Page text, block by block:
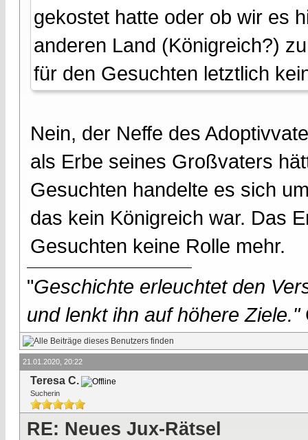
gekostet hatte oder ob wir es
anderen Land (Königreich?)
für den Gesuchten letztlich
Nein, der Neffe des
als Erbe seines Großvaters
Gesuchten handelte es sich
das kein Königreich war. Das
Gesuchten keine Rolle mehr.
"Geschichte erleuchtet den
und lenkt ihn auf höhere Ziele."
21.01.2020, 20:22
Teresa C.
Sucherin
RE: Neues Jux-Rätsel